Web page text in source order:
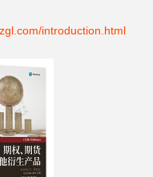
introduction.html